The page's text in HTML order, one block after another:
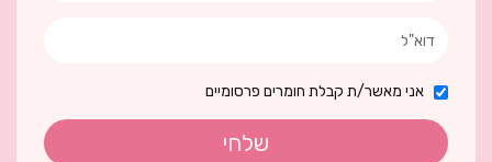
אני מאשר/ת קבלת חומרים פרסומיים
שלחי